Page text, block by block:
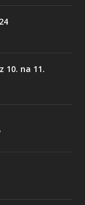
10. na 11.